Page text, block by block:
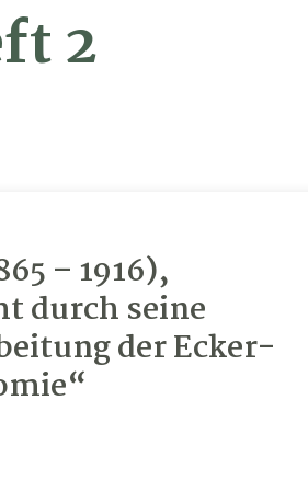
2
– 1916),
durch seine
der Ecker-